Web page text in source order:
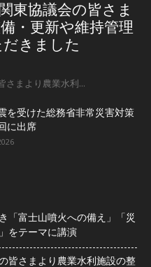
東協議会の皆さま
・更新や維持管理
きました
さまより農業水利...
を受けた総務省非常災害対策
に出席
「富士山噴火への備え」「災
をテーマに講演
皆さまより農業水利施設の整